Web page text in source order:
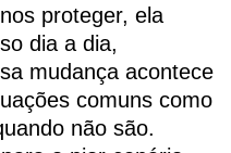
proteger, ela
dia a dia,
mudança acontece
comuns como
não são.